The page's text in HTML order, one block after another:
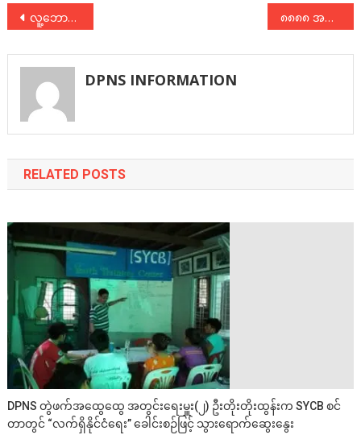
Post
navigation
လူ့ဘောင်သစ်ဒီမိုကရက်တစ်ပါတီ ( ၃၆ ) နှစ်ပြည့် ပါတီမွေးနေ့တွင် ” ဘုံသဘောထားကိုချမှတ်၊ စစ်သုံးစစ်ကိုအမြစ်ဖြတ် ” ကြွေးကြော်သံ ဖိုတိုကမ်ပိန်းလှုပ်ရှားမှု ၈၈၈၈ အရေးတော်ပုံကြီးကနေ ပေါက်ဖွားလာခဲ့တဲ့ လူ့ဘောင်သစ်ဒီမိုကရက်တစ်ပါတီ DPNS ဖွဲ့စည်း တည်ထောင်ခြင်း ၃၆ နှစ်မြောက် အခန်းအနား
DPNS INFORMATION
RELATED POSTS
DPNS တွဲဖက်အထွေထွေ အတွင်းရေးမှူး(၂) ဦးတိုးတိုးထွန်းက SYCB စင်
တာတွင် “လက်ရှိနိုင်ငံရေး” ခေါင်းစဉ်ဖြင့် သွားရောက်ဆွေးနွေး